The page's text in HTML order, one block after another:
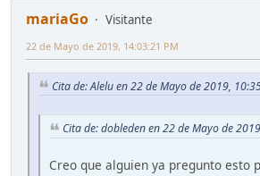
mariaGo
Visitante
22 de Mayo de 2019, 14:03:21 PM
Cita de: Alelu en 22 de Mayo de 2019,
Cita de: dobleden en 22 de Mayo de
Creo que alguien ya pregunto esto